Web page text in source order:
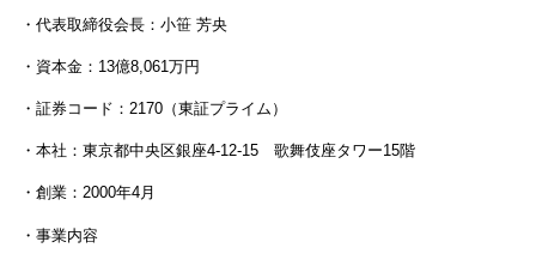
・代表取締役会長：小笹 芳央
・資本金：13億8,061万円
・証券コード：2170（東証プライム）
・本社：東京都中央区銀座4-12-15 歌舞伎座タワー15階
・創業：2000年4月
・事業内容